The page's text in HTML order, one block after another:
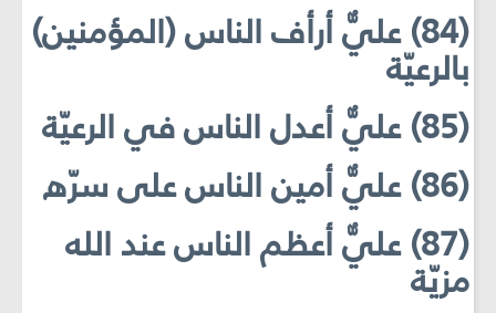
(84) عليٌّ أرأف الناس (المؤمنين)
بالرعيّة
(85) عليٌّ أعدل الناس في الرعيّة
(86) عليٌّ أمين الناس على سرّه
(87) عليٌّ أعظم الناس عند الله
مزيّة